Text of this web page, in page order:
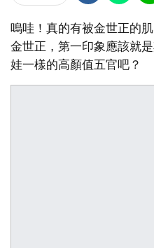
嗚哇！真的有被金世正的
金世正，第一印象應該就
娃一樣的高顏值五官吧？